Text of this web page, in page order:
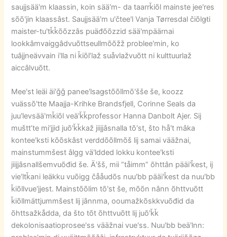
saujjsääʹm klaassin, koin sääʹm- da taarrǩiõl mainste jeeʹres
sõõʹjin klaassâst. Saujjsääʹm uʹčteeʹl Vanja Tørresdal čiõlǥti
maister-tuʹtǩǩõõzzâs puäđõõzzid sääʹmpäärnai
lookkâmvaiggâdvuõttseullmõõžž probleeʹmin, ko
tuâjjneävvain iʹlla ni ǩiõlʼlaž suåvlažvuõtt ni kulttuurlaž
aiccâlvuõtt.
Meeʹst leäi äiʹǧǧ paneeʹlsaǥstõõllmõʹšše še, koozz
vuässõʹtte Maajja-Krihke Brandsfjell, Corinne Seals da
juuʹlevsääʹmǩiõl veäʹǩǩprofessor Hanna Danbolt Ajer. Sij
mušttʼte miʹjjid juõʹǩǩkaž jiijjâsnalla tõʹst, što håʹt mâka
konteeʹksti kõõskâst verddõõllmõš lij samai vääžnai,
mainstummšest âlgg väʹldded lokku konteeʹksti
jiijjâsnallšemvuõđid še. Äʹšš, mii ”tåimm” õhttân pääiʹǩest, ij
vieʹltǩani leäkku vuõigg čååudõs nuuʹbb pääiʹǩest da nuuʹbb
ǩiõllvueʹjjest. Mainstõõlim tõʹst še, mõõn nânn õhttvuõtt
ǩiõllmättjummšest lij jânnma, ooumažkõskkvuõđid da
õhttsažkådda, da što tõt õhttvuõtt lij juõʹǩǩ
dekolonisaatioproseeʹss vääžnai vueʹss. Nuuʹbb beäʹlnn: